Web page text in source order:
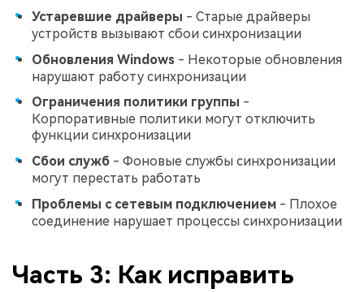
Устаревшие драйверы - Старые драйверы
устройств вызывают сбои синхронизации
Обновления Windows - Некоторые обновления
нарушают работу синхронизации
Ограничения политики группы -
Корпоративные политики могут отключить
функции синхронизации
Сбои служб - Фоновые службы синхронизации
могут перестать работать
Проблемы с сетевым подключением - Плохое
соединение нарушает процессы синхронизации
Часть 3: Как исправить